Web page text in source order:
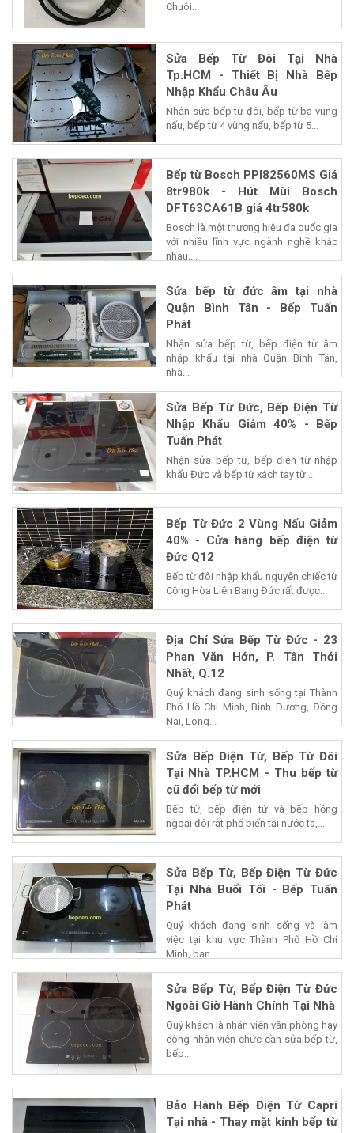
Chuôi...
Sửa Bếp Từ Đôi Tại Nhà
Tp.HCM - Thiết Bị Nhà Bếp
Nhập Khẩu Châu Âu
Nhận sửa bếp từ đôi, bếp từ ba vùng
nấu, bếp từ 4 vùng nấu, bếp từ 5...
Bếp từ Bosch PPI82560MS Giá
8tr980k - Hút Mùi Bosch
DFT63CA61B giá 4tr580k
Bosch là một thương hiệu đa quốc gia
với nhiều lĩnh vực ngành nghề khác
nhau,...
Sửa bếp từ đức âm tại nhà
Quận Bình Tân - Bếp Tuấn
Phát
Nhận sửa bếp từ, bếp điện từ âm
nhập khẩu tại nhà Quận Bình Tân,
nhà...
Sửa Bếp Từ Đức, Bếp Điện Từ
Nhập Khẩu Giảm 40% - Bếp
Tuấn Phát
Nhận sửa bếp từ, bếp điện từ nhập
khẩu Đức và bếp từ xách tay từ...
Bếp Từ Đức 2 Vùng Nấu Giảm
40% - Cửa hàng bếp điện từ
Đức Q12
Bếp từ đôi nhập khẩu nguyên chiếc từ
Cộng Hòa Liên Bang Đức rất được...
Địa Chỉ Sửa Bếp Từ Đức - 23
Phan Văn Hớn, P. Tân Thới
Nhất, Q.12
Quý khách đang sinh sống tại Thành
Phố Hồ Chí Minh, Bình Dương, Đồng
Nai, Long...
Sửa Bếp Điện Từ, Bếp Từ Đôi
Tại Nhà TP.HCM - Thu bếp từ
cũ đổi bếp từ mới
Bếp từ, bếp điện từ và bếp hồng
ngoại đôi rất phổ biến tại nước ta,...
Sửa Bếp Từ, Bếp Điện Từ Đức
Tại Nhà Buổi Tối - Bếp Tuấn
Phát
Quý khách đang sinh sống và làm
việc tại khu vực Thành Phố Hồ Chí
Minh, bạn...
Sửa Bếp Từ, Bếp Điện Từ Đức
Ngoài Giờ Hành Chính Tại Nhà
Quý khách là nhân viên văn phòng hay
công nhân viên chức cần sửa bếp từ,
bếp...
Bảo Hành Bếp Điện Từ Capri
Tại nhà - Thay mặt kính bếp từ